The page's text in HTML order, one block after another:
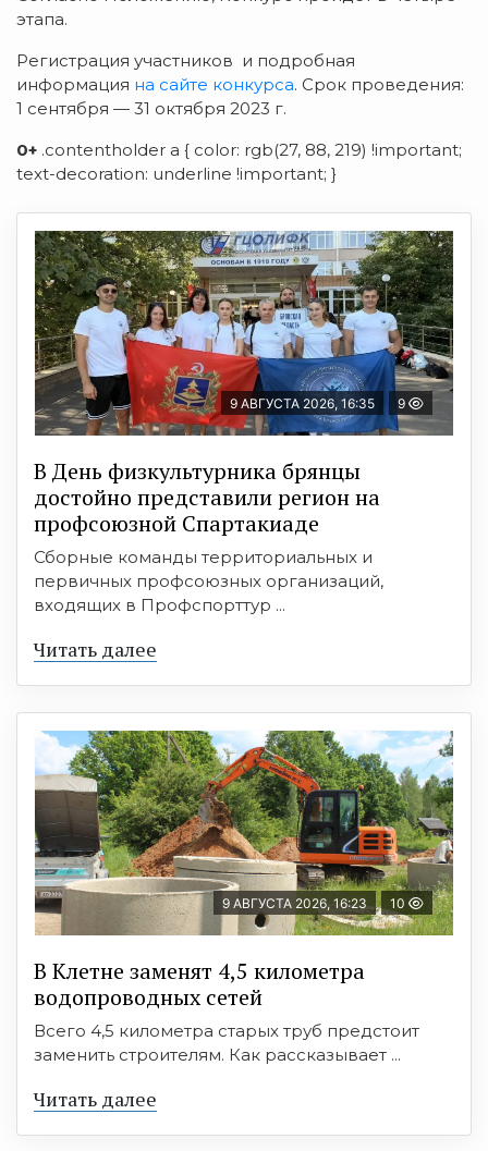
этапа.
Регистрация участников и подробная
информация на сайте конкурса. Срок проведения:
1 сентября — 31 октября 2023 г.
0+ .contentholder a { color: rgb(27, 88, 219) !important;
text-decoration: underline !important; }
9 АВГУСТА 2026, 16:35 9
В День физкультурника брянцы
достойно представили регион на
профсоюзной Спартакиаде
Сборные команды территориальных и
первичных профсоюзных организаций,
входящих в Профспорттур ...
Читать далее
9 АВГУСТА 2026, 16:23 10
В Клетне заменят 4,5 километра
водопроводных сетей
Всего 4,5 километра старых труб предстоит
заменить строителям. Как рассказывает ...
Читать далее